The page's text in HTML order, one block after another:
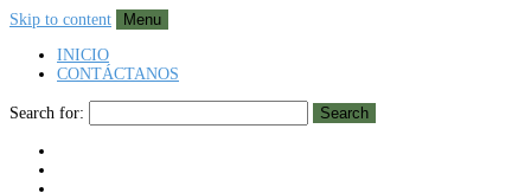
Skip to content
Menu
INICIO
CONTÁCTANOS
Search for: Search